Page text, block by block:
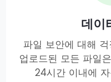
데이
파일 보안에 대해
업로드된 모든 파일
24시간 이내에